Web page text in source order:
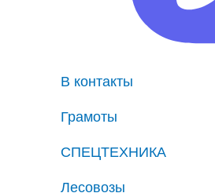
В контакты
Грамоты
СПЕЦТЕХНИКА
Лесовозы